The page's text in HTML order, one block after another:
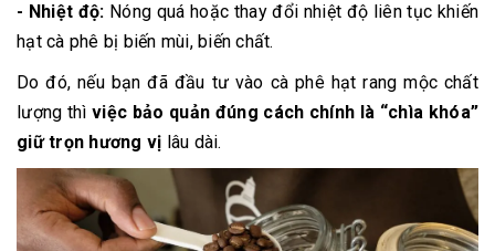
- Nhiệt độ: Nóng quá hoặc thay đổi nhiệt độ liên tục khiến
hạt cà phê bị biến mùi, biến chất.
Do đó, nếu bạn đã đầu tư vào cà phê hạt rang mộc chất
lượng thìviệc bảo quản đúng cách chính là “chìa khóa”
giữ trọn hương vị lâu dài.